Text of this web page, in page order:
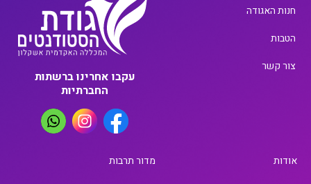
חנות האגודה
הטבות
צור קשר
עקבו אחרינו ברשתות
החברתיות
אודות
מדור תרבות